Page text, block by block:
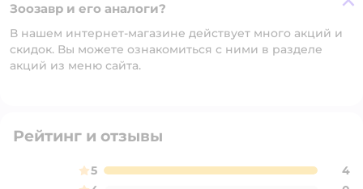
Зоозавр и его аналоги?
В нашем интернет-магазине действует много акций и
скидок. Вы можете ознакомиться с ними в разделе
акций из меню сайта.
Рейтинг и отзывы
5
4